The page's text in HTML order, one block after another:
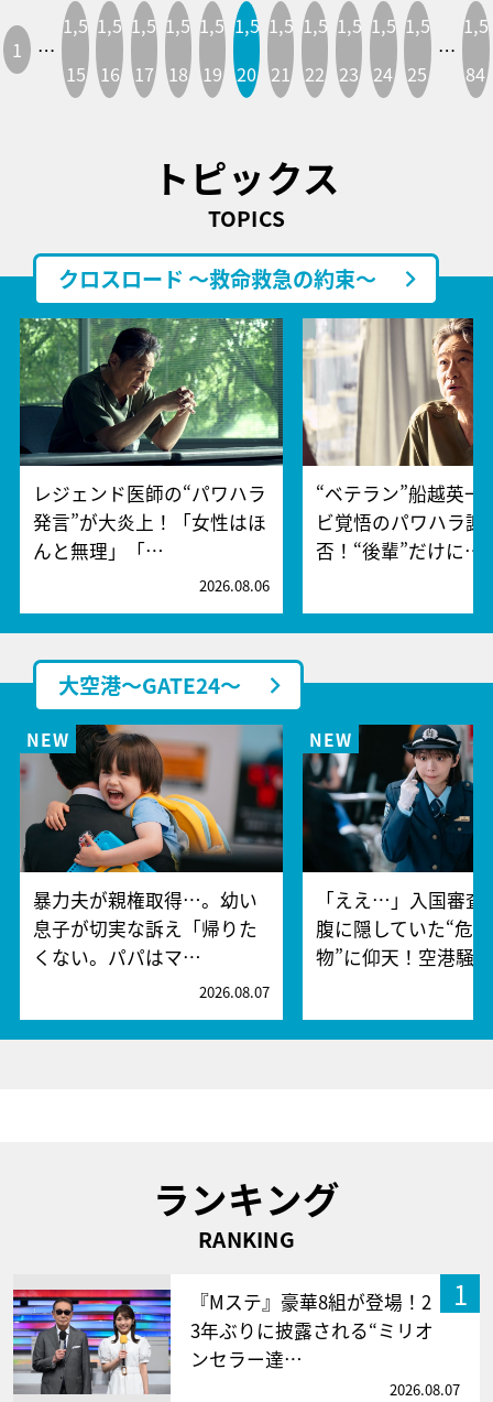
1 …
1,5
15
1,5
16
1,5
17
1,5
18
1,5
19
1,5
20
1,5
21
1,5
22
1,5
23
1,5
24
1,5
25
…
1,5
84
トピックス
TOPICS
クロスロード ～救命救急の約束～
レジェンド医師の“パワハラ
発言”が大炎上！「女性はほ
んと無理」「…
2026.08.06
“ベテラン”船越英一
ビ覚悟のパワハラ謝
否！“後輩”だけに…
大空港～GATE24～
暴力夫が親権取得…。幼い
息子が切実な訴え「帰りた
くない。パパはマ…
2026.08.07
「ええ…」入国審査
腹に隠していた“危
物”に仰天！空港騒
ランキング
RANKING
1
『Mステ』豪華8組が登場！2
3年ぶりに披露される“ミリオ
ンセラー達…
2026.08.07